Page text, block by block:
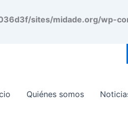
sites/midade.org/wp-
Quiénes somos